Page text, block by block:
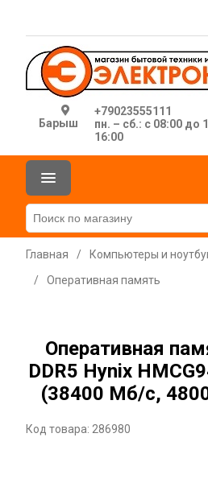
Барыш
+79023555111
пн. – сб.: с 08:00 до
16:00
Главная / Компьютеры и
/
Оперативная память
Оперативная
DDR5 Hynix
(38400 Мб/с,
Код товара: 286980